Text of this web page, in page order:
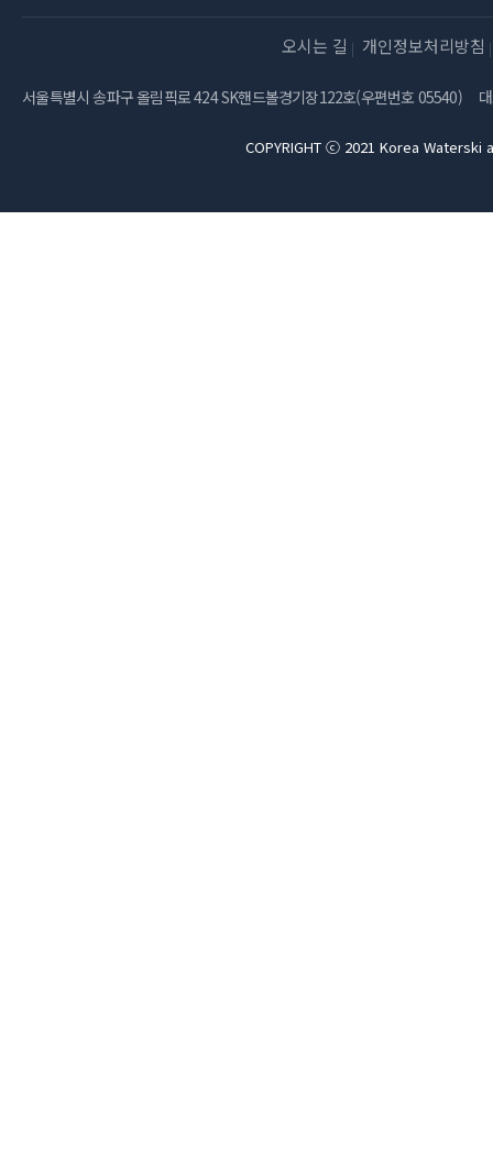
오시는 길 개인정보처리방침
서울특별시 송파구 올림픽로 424 SK핸드볼경기장122호(우편번호 05540)
COPYRIGHT ⓒ 2021 Korea Waterski